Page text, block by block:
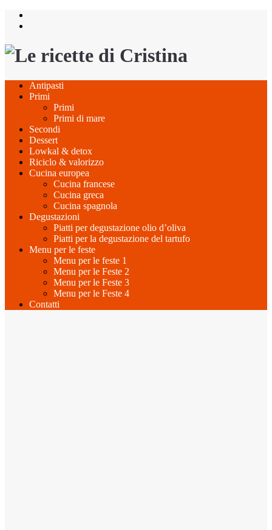
Salta
Antipasti
Primi
Primi
Primi di mare
Secondi
Dessert
Lowkal & detox
Riciclo & valorizzo
Cucina europea
Cucina francese
Cucina greca
Cucina spagnola
Degustazioni
Piatti per degustazione olio d’oliva
Piatti per la degustazione del tartufo
Menu per le feste
Menu per le feste 1
Menu per le Feste 2
Menu per le Feste 3
Menu per le Feste 4
Contatti